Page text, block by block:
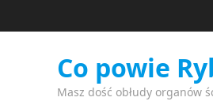
Co powie
Masz dość obłudy organów